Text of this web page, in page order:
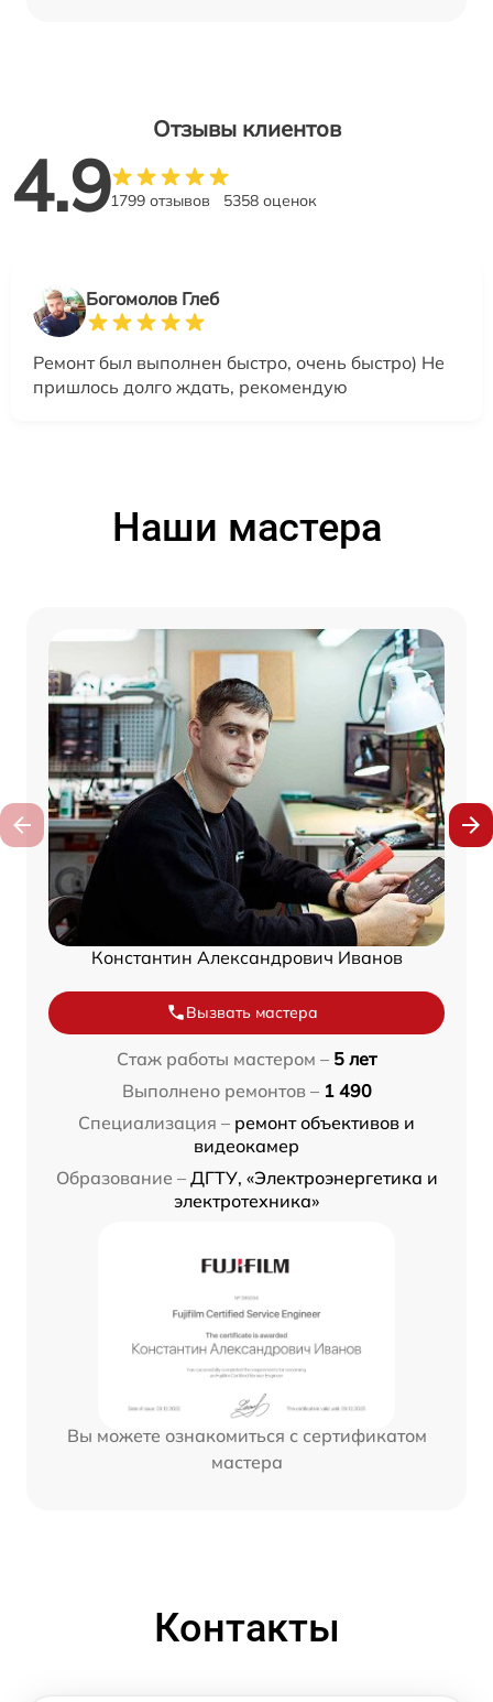
Отзывы клиентов
4.91799 отзывов 5358 оценок
Богомолов Глеб
Ремонт был выполнен быстро, очень быстро) Не
пришлось долго ждать, рекомендую
Наши мастера
Константин Александрович Иванов
Вызвать мастера
Стаж работы мастером – 5 лет
Выполнено ремонтов – 1 490
Специализация – ремонт объективов и
видеокамер
Образование – ДГТУ, «Электроэнергетика и
электротехника»
Вы можете ознакомиться с сертификатом
мастера
Контакты